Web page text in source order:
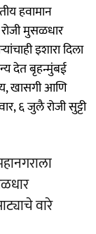
हवामान
मुसळधार
इशारा दिला
देत बृहन्मुंबई
खासगी आणि
६ जुलै रोजी सुट्टी
वारे